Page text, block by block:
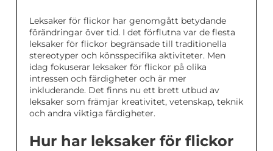
Leksaker för flickor har genomgått betydande
förändringar över tid. I det förflutna var de flesta
leksaker för flickor begränsade till traditionella
stereotyper och könsspecifika aktiviteter. Men
idag fokuserar leksaker för flickor på olika
intressen och färdigheter och är mer
inkluderande. Det finns nu ett brett utbud av
leksaker som främjar kreativitet, vetenskap, teknik
och andra viktiga färdigheter.
Hur har leksaker för flickor